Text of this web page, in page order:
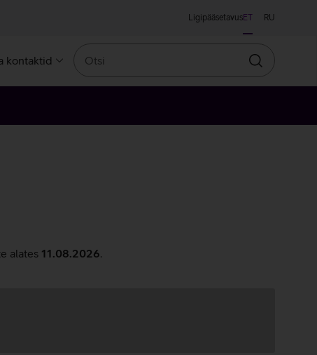
LigipääsetavusET RU
kontaktid
Otsin
alates 11.08.2026